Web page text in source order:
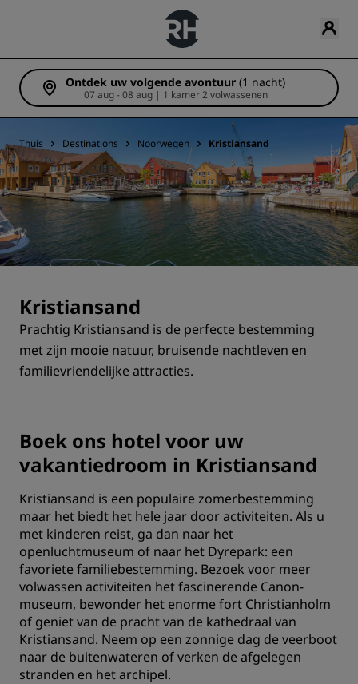
Ontdek uw volgende avontuur (1 nacht)
07 aug - 08 aug | 1 kamer 2 volwassenen
Thuis Destinations Noorwegen Kristiansand
Kristiansand
Prachtig Kristiansand is de perfecte bestemming
met zijn mooie natuur, bruisende nachtleven en
familievriendelijke attracties.
Boek ons hotel voor uw
vakantiedroom in Kristiansand
Kristiansand is een populaire zomerbestemming
maar het biedt het hele jaar door activiteiten. Als u
met kinderen reist, ga dan naar het
openluchtmuseum of naar het Dyrepark: een
favoriete familiebestemming. Bezoek voor meer
volwassen activiteiten het fascinerende Canon-
museum, bewonder het enorme fort Christianholm
of geniet van de pracht van de kathedraal van
Kristiansand. Neem op een zonnige dag de veerboot
naar de buitenwateren of verken de afgelegen
stranden en het archipel.